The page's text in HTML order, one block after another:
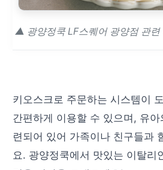
▲ 광양정쿡 LF스퀘어 광양점 관련
키오스크로 주문하는 시스템이
간편하게 이용할 수 있으며, 유
련되어 있어 가족이나 친구들과
요. 광양정쿡에서 맛있는 이탈리